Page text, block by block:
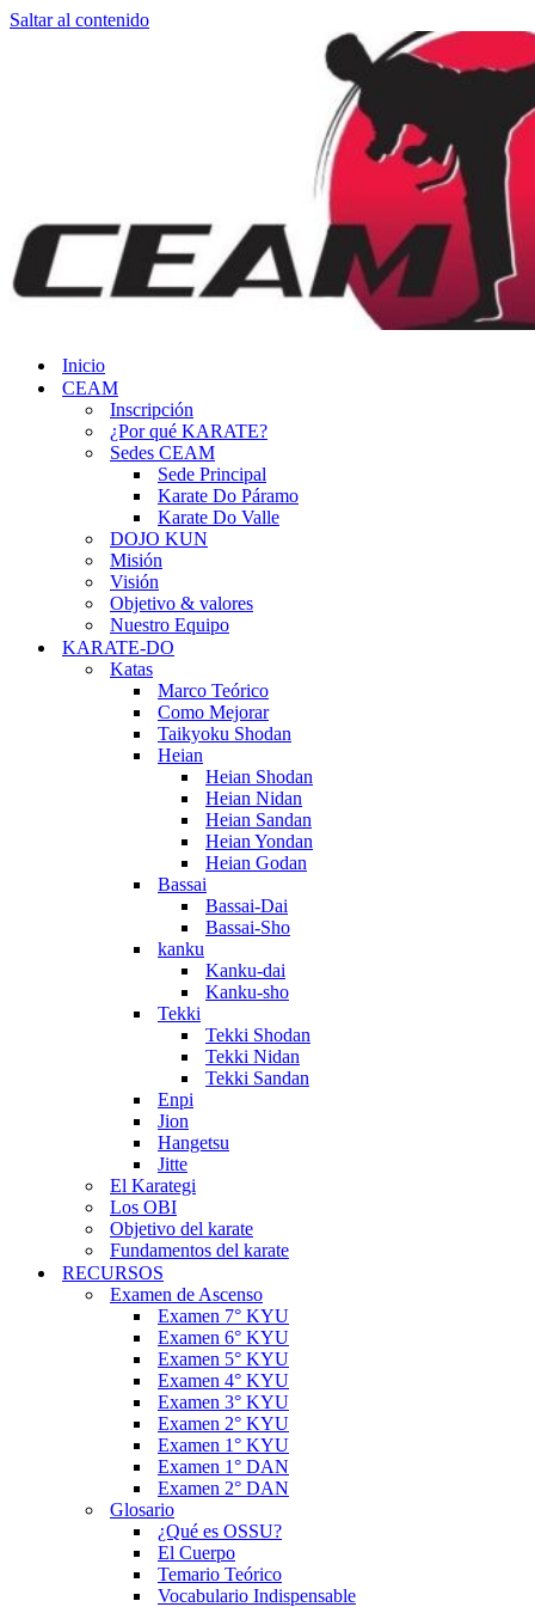
Saltar al contenido
Inicio
CEAM
Inscripción
¿Por qué KARATE?
Sedes CEAM
Sede Principal
Karate Do Páramo
Karate Do Valle
DOJO KUN
Misión
Visión
Objetivo & valores
Nuestro Equipo
KARATE-DO
Katas
Marco Teórico
Como Mejorar
Taikyoku Shodan
Heian
Heian Shodan
Heian Nidan
Heian Sandan
Heian Yondan
Heian Godan
Bassai
Bassai-Dai
Bassai-Sho
kanku
Kanku-dai
Kanku-sho
Tekki
Tekki Shodan
Tekki Nidan
Tekki Sandan
Enpi
Jion
Hangetsu
Jitte
El Karategi
Los OBI
Objetivo del karate
Fundamentos del karate
RECURSOS
Examen de Ascenso
Examen 7° KYU
Examen 6° KYU
Examen 5° KYU
Examen 4° KYU
Examen 3° KYU
Examen 2° KYU
Examen 1° KYU
Examen 1° DAN
Examen 2° DAN
Glosario
¿Qué es OSSU?
El Cuerpo
Temario Teórico
Vocabulario Indispensable